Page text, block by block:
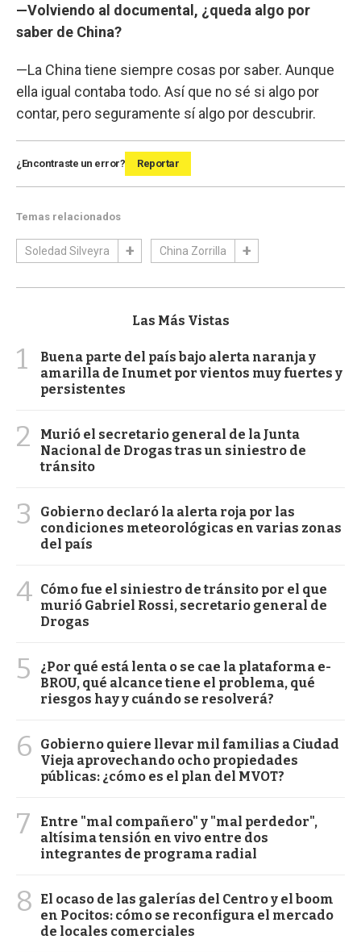
—Volviendo al documental, ¿queda algo por
saber de China?
—La China tiene siempre cosas por saber. Aunque
ella igual contaba todo. Así que no sé si algo por
contar, pero seguramente sí algo por descubrir.
¿Encontraste un error? Reportar
Temas relacionados
Soledad Silveyra China Zorrilla
Las Más Vistas
1
Buena parte del país bajo alerta naranja y
amarilla de Inumet por vientos muy fuertes y
persistentes
2
Murió el secretario general de la Junta
Nacional de Drogas tras un siniestro de
tránsito
3
Gobierno declaró la alerta roja por las
condiciones meteorológicas en varias zonas
del país
4 Cómo fue el siniestro de tránsito por el que
murió Gabriel Rossi, secretario general de
Drogas
5
¿Por qué está lenta o se cae la plataforma e-
BROU, qué alcance tiene el problema, qué
riesgos hay y cuándo se resolverá?
6
Gobierno quiere llevar mil familias a Ciudad
Vieja aprovechando ocho propiedades
públicas: ¿cómo es el plan del MVOT?
7
Entre "mal compañero" y "mal perdedor",
altísima tensión en vivo entre dos
integrantes de programa radial
8
El ocaso de las galerías del Centro y el boom
en Pocitos: cómo se reconfigura el mercado
de locales comerciales